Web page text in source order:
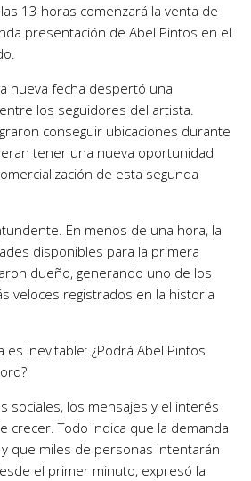
13 horas comenzará la venta de
presentación de Abel Pintos en el
nueva fecha despertó una
los seguidores del artista.
conseguir ubicaciones durante
tener una nueva oportunidad
de esta segunda
En menos de una hora, la
disponibles para la primera
dueño, generando uno de los
veloces registrados en la historia
es inevitable: ¿Podrá Abel Pintos
sociales, los mensajes y el interés
crecer. Todo indica que la demanda
que miles de personas intentarán
el primer minuto, expresó la